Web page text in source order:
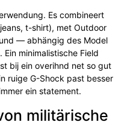
Es combineert
t-shirt), met Outdoor
— abhängig des Model
minimalistische Field
bij ein overihnd net so gut
ruige G-Shock past besser
ein statement.
militärische